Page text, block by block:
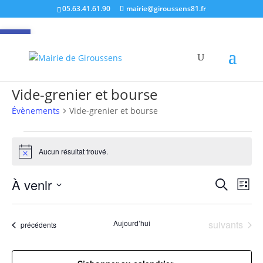
05.63.41.61.90 mairie@giroussens81.fr
Vide-grenier et bourse
Évènements Vide-grenier et bourse
Évènements
Notice Aucun résultat trouvé.
et
de
Recherche
de
Liste
À venir
date.Évènements
précédents Aujourd’hui Évènements
suivants
Ouvrir la barre d’outils